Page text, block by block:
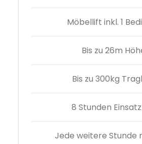
Möbellift inkl. 1
Bis zu 26m
Bis zu 300kg
8 Stunden
Jede weitere Stunde